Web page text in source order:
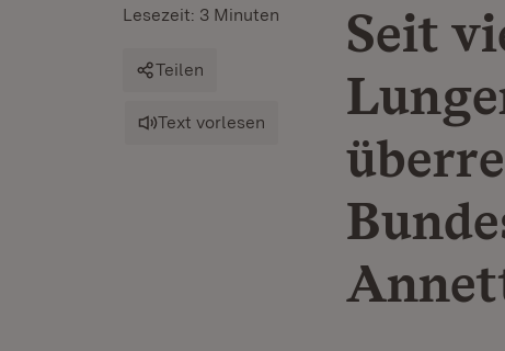
Seit
Lesezeit: 3 Minuten
Teilen
Text vorlesen